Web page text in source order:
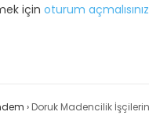
için oturum açmalısınız
› Doruk Madencilik